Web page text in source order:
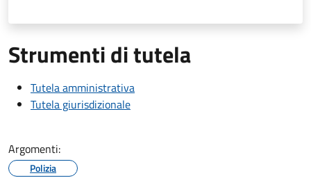
Strumenti di tutela
Tutela amministrativa
Tutela giurisdizionale
Argomenti:
Polizia